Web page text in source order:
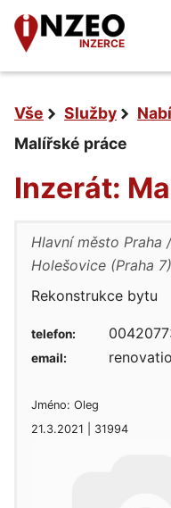
INZERCE
Vše Služby
Malířské práce
Inzerát:
Hlavní město Praha
Holešovice (Praha 7)
Rekonstrukce bytu
Jméno: Oleg
21.3.2021 | 31994
telefon:
email: